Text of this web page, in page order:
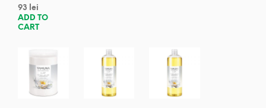
93
lei
ADD TO
CART